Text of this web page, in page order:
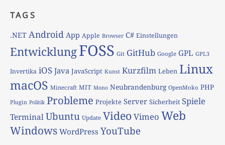
TAGS
.NET Android App Apple Browser C# Einstellungen
EntwicklungFOSS Git GitHub Google GPL GPL3
Invertika iOS Java JavaScript Kunst Kurzfilm Leben Linux
macOS Minecraft MIT Mono Neubrandenburg OpenMoko PHP
Plugin Politik Probleme Projekte Server Sicherheit Spiele
TerminalUbuntu Update VideoVimeo Web
Windows WordPress YouTube